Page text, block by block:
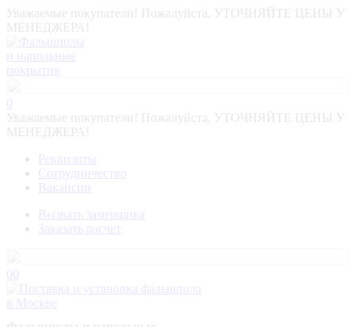
Уважаемые покупатели! Пожалуйста, УТОЧНЯЙТЕ ЦЕНЫ У
МЕНЕДЖЕРА!
0
Уважаемые покупатели! Пожалуйста, УТОЧНЯЙТЕ ЦЕНЫ У
МЕНЕДЖЕРА!
Реквизиты
Сотрудничество
Вакансии
Вызвать замерщика
Заказать расчет
00